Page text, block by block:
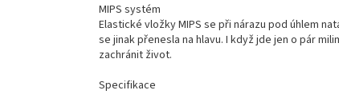
MIPS systém
Elastické vložky MIPS se při nárazu pod úhlem
se jinak přenesla na hlavu. I když jde jen o pár
zachránit život.
Specifikace